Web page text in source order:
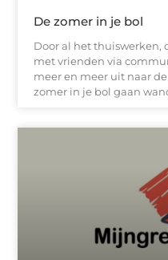
De zomer in je bol
Door al het thuiswerken,
met vrienden via
meer en meer uit naar
zomer in je bol gaan